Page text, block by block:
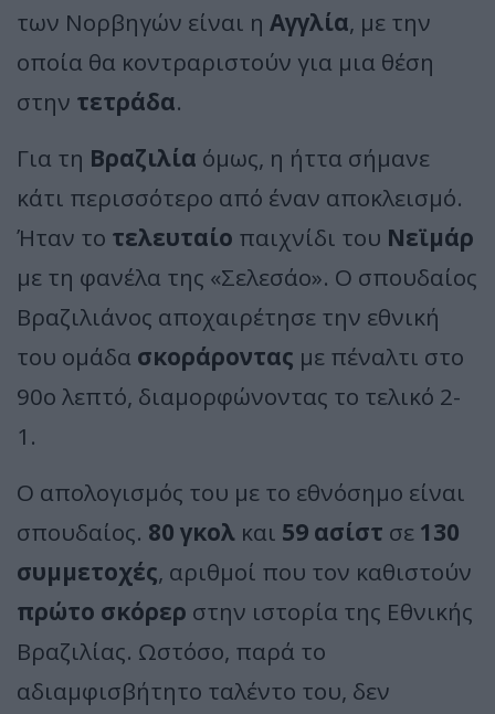
των Νορβηγών είναι η Αγγλία, με την
οποία θα κοντραριστούν για μια θέση
στην τετράδα.
Για τη Βραζιλία όμως, η ήττα σήμανε
κάτι περισσότερο από έναν αποκλεισμό.
Ήταν το τελευταίο παιχνίδι του Νεϊμάρ
με τη φανέλα της «Σελεσάο». Ο σπουδαίος
Βραζιλιάνος αποχαιρέτησε την εθνική
του ομάδα σκοράροντας με πέναλτι στο
90ο λεπτό, διαμορφώνοντας το τελικό 2-
1.
Ο απολογισμός του με το εθνόσημο είναι
σπουδαίος. 80 γκολ και 59 ασίστ σε 130
συμμετοχές, αριθμοί που τον καθιστούν
πρώτο σκόρερ στην ιστορία της Εθνικής
Βραζιλίας. Ωστόσο, παρά το
αδιαμφισβήτητο ταλέντο του, δεν